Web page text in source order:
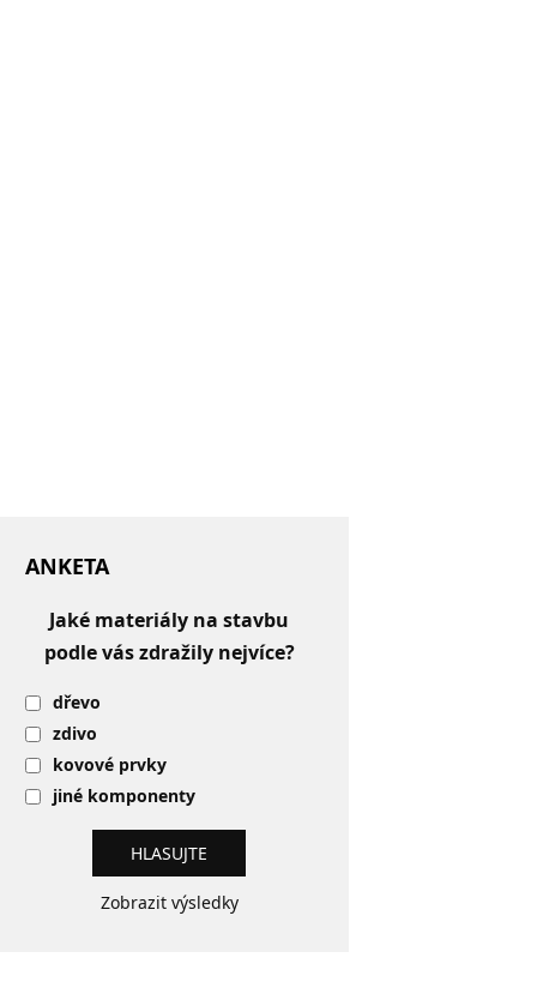
ANKETA
Jaké materiály na stavbu
podle vás zdražily nejvíce?
dřevo
zdivo
kovové prvky
jiné komponenty
Zobrazit výsledky